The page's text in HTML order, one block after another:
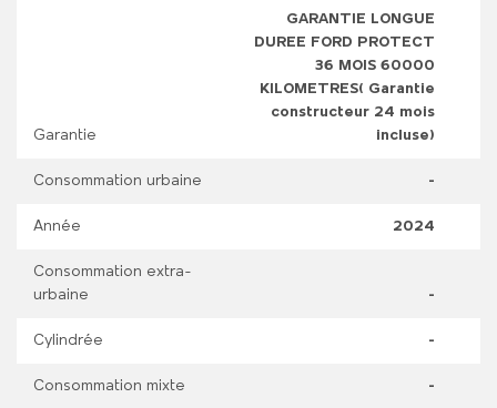
Garantie
GARANTIE LONGUE
DUREE FORD PROTECT
36 MOIS 60000
KILOMETRES( Garantie
constructeur 24 mois
incluse)
Consommation urbaine -
Année 2024
Consommation extra-
urbaine
-
Cylindrée -
Consommation mixte -